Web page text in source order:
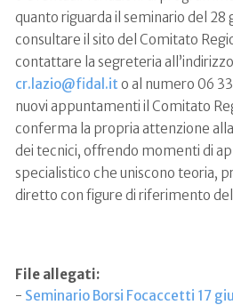
quanto riguarda il seminario del 28
consultare il sito del Comitato
contattare la segreteria
cr.lazio@fidal.it o al numero 06
nuovi appuntamenti il Comitato
conferma la propria attenzione
dei tecnici, offrendo momenti di
specialistico che uniscono teoria,
diretto con figure di riferimento
File allegati:
- Seminario Borsi Focaccetti 17